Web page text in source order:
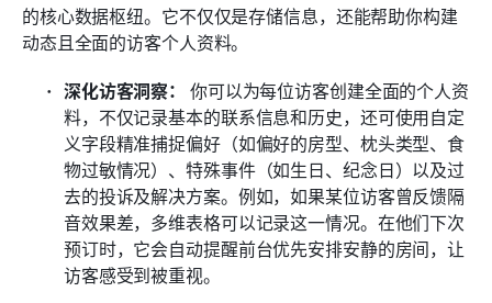
的核心数据枢纽。它不仅仅是存储信息，还能帮助你构建
动态且全面的访客个人资料。
深化访客洞察： 你可以为每位访客创建全面的个人资
料，不仅记录基本的联系信息和历史，还可使用自定
义字段精准捕捉偏好（如偏好的房型、枕头类型、食
物过敏情况）、特殊事件（如生日、纪念日）以及过
去的投诉及解决方案。例如，如果某位访客曾反馈隔
音效果差，多维表格可以记录这一情况。在他们下次
预订时，它会自动提醒前台优先安排安静的房间，让
访客感受到被重视。